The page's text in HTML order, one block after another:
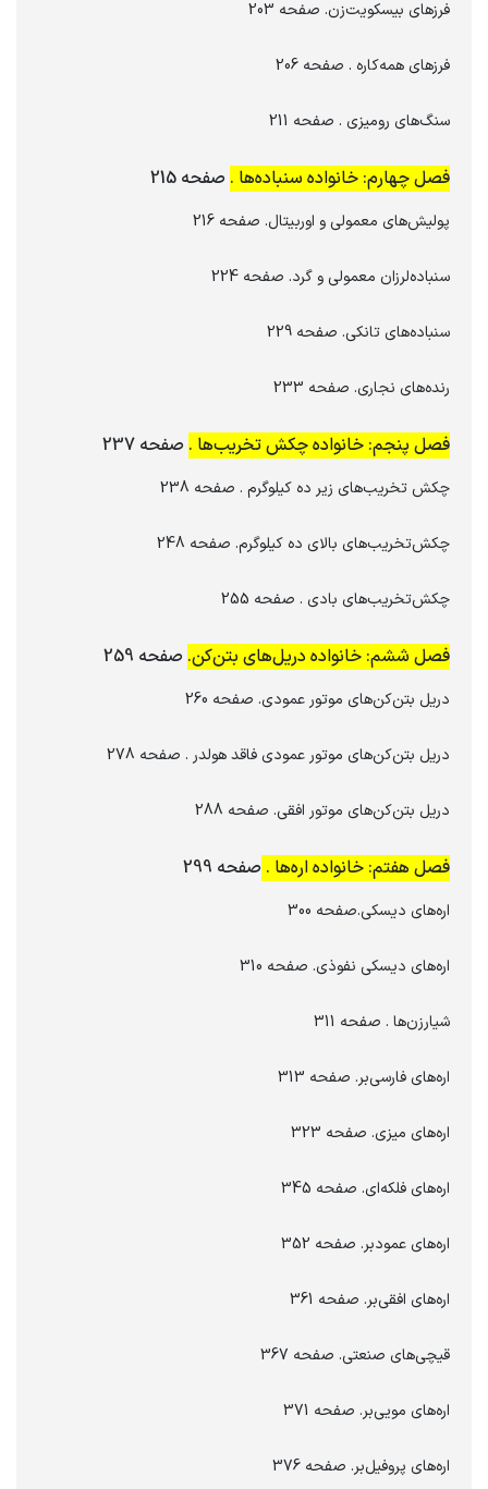
فرزهای بیسکویت‌زن. صفحه 203
فرزهای همه‌کاره . صفحه 206
سنگ‌های رومیزی . صفحه 211
فصل چهارم: خانواده سنباده‌ها . صفحه 215
پولیش‌های معمولی و اوربیتال. صفحه 216
سنباده‌لرزان معمولی و گرد. صفحه 224
سنباده‌های تانکی. صفحه 229
رنده‌های نجاری. صفحه 233
فصل پنجم: خانواده چکش تخریب‌ها . صفحه 237
چکش تخریب‌های زیر ده کیلوگرم . صفحه 238
چکش‌تخریب‌های بالای ده کیلوگرم. صفحه 248
چکش‌تخریب‌های بادی . صفحه 255
فصل ششم: خانواده دریل‌های بتن‌کن. صفحه 259
دریل‌ بتن‌کن‌های موتور عمودی. صفحه 260
دریل بتن‌کن‌های موتور عمودی فاقد هولدر . صفحه 278
دریل بتن‌کن‌های موتور افقی. صفحه 288
فصل هفتم: خانواده اره‌ها . صفحه 299
اره‌های دیسکی.صفحه 300
اره‌های دیسکی نفوذی. صفحه 310
شیارزن‌ها . صفحه 311
اره‌های فارسی‌بر. صفحه 313
اره‌های میزی. صفحه 323
اره‌های فلکه‌ای. صفحه 345
اره‌های عمودبر. صفحه 352
اره‌های افقی‌بر. صفحه 361
قیچی‌های صنعتی. صفحه 367
اره‌های مویی‌بر. صفحه 371
اره‌های پروفیل‌بر. صفحه 376